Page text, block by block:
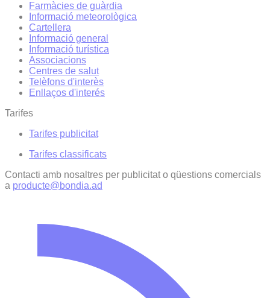
Farmàcies de guàrdia
Informació meteorològica
Cartellera
Informació general
Informació turística
Associacions
Centres de salut
Telèfons d'interès
Enllaços d'interés
Tarifes
Tarifes publicitat
Tarifes classificats
Contacti amb nosaltres per publicitat o qüestions comercials
a producte@bondia.ad